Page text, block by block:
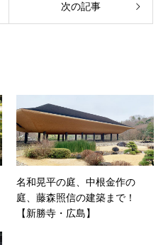
次の記事
名和晃平の庭、中根金作の
庭、藤森照信の建築まで！
【新勝寺・広島】